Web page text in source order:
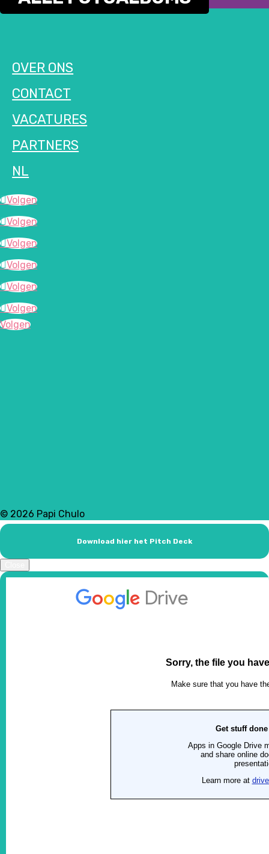
OVER ONS
CONTACT
VACATURES
PARTNERS
NL
Volgen
Volgen
Volgen
Volgen
Volgen
Volgen
Volgen
© 2026 Papi Chulo
Download hier het Pitch Deck